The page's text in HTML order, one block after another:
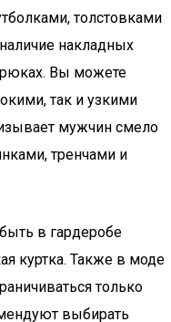
толстовками
накладных
Вы можете
так и узкими
мужчин смело
тренчами и
в гардеробе
куртка. Также в моде
только
выбирать